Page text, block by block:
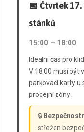
📅 Čtvrtek 17.
stánků
15:00 – 18:00
Ideální čas pro
V 18:00 musí být
parkovací karty u
prodejní zóny.
🔒
střežen